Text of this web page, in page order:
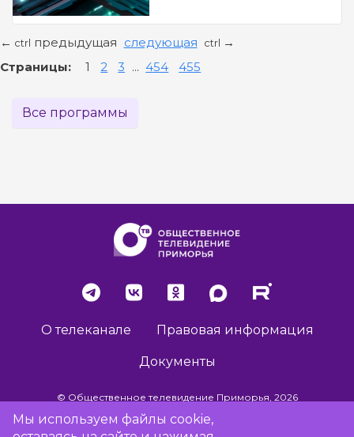
← ctrl предыдущая следующая ctrl →
Страницы: 1 2 3 ... 454 455
Все программы
О телеканале Правовая информация
Документы
© Общественное телевидение Приморья, 2026
Мы используем файлы cookie,